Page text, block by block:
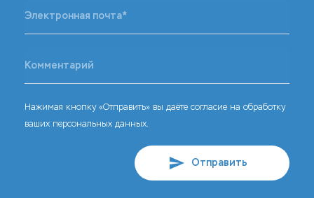
Нажимая кнопку «Отправить» вы даёте согласие на обработку
ваших персональных данных.
Отправить